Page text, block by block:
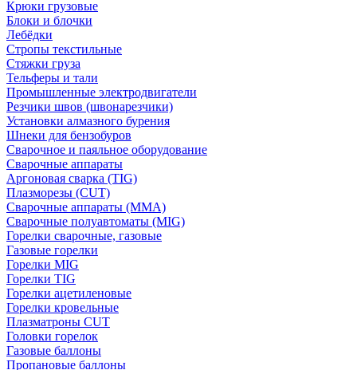
Крюки грузовые
Блоки и блочки
Лебёдки
Стропы текстильные
Стяжки груза
Тельферы и тали
Промышленные электродвигатели
Резчики швов (швонарезчики)
Установки алмазного бурения
Шнеки для бензобуров
Сварочное и паяльное оборудование
Сварочные аппараты
Аргоновая сварка (TIG)
Плазморезы (CUT)
Сварочные аппараты (MMA)
Сварочные полуавтоматы (MIG)
Горелки сварочные, газовые
Газовые горелки
Горелки MIG
Горелки TIG
Горелки ацетиленовые
Горелки кровельные
Плазматроны CUT
Головки горелок
Газовые баллоны
Пропановые баллоны